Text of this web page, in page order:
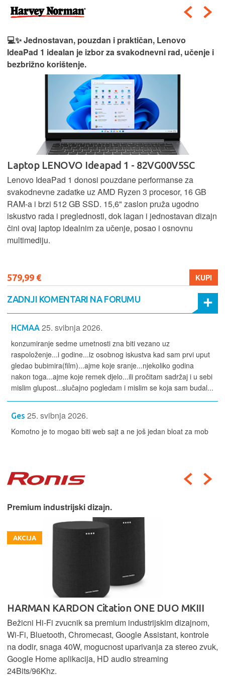
💻✨ Jednostavan, pouzdan i praktičan, Lenovo
IdeaPad 1 idealan je izbor za svakodnevni rad, učenje i
bezbrižno korištenje.
Laptop LENOVO Ideapad 1 - 82VG00V5SC
Lenovo IdeaPad 1 donosi pouzdane performanse za
svakodnevne zadatke uz AMD Ryzen 3 procesor, 16 GB
RAM-a i brzi 512 GB SSD. 15,6" zaslon pruža ugodno
iskustvo rada i preglednosti, dok lagan i jednostavan dizajn
čini ovaj laptop idealnim za učenje, posao i osnovnu
multimediju.
579,99 € KUPI
ZADNJI KOMENTARI NA FORUMU
HCMAA 25. svibnja 2026.
konzumiranje sedme umetnosti zna biti vezano uz
raspoloženje...i godine...iz osobnog iskustva kad sam prvi uput
gledao bubimira(film)...ajme koje sranje...njekoliko godina
nakon toga...ajme koje remek djelo...ili pročitam sadržaj i u sebi
mislim glupost...slučajno pogledam i mislim se koja sam budal...
Ges 25. svibnja 2026.
Komotno je to mogao biti web sajt a ne još jedan bloat za mob
Premium industrijski dizajn.
AKCIJA
HARMAN KARDON Citation ONE DUO MKIII
Bežicni Hi-Fi zvucnik sa premium industrijskim dizajnom,
Wi-Fi, Bluetooth, Chromecast, Google Assistant, kontrole
na dodir, snaga 40W, mogucnost uparivanja za stereo zvuk,
Google Home aplikacija, HD audio streaming
24Bits/96Khz.